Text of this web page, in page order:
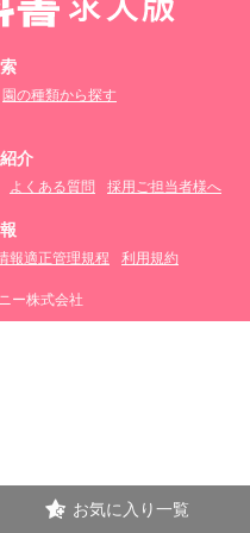
園の種類から探す
介
よくある質問 採用ご担当者様へ
報適正管理規程 利用規約
ー株式会社
お気に入り一覧